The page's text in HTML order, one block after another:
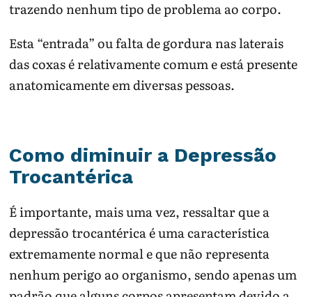
trazendo nenhum tipo de problema ao corpo.
Esta “entrada” ou falta de gordura nas laterais
das coxas é relativamente comum e está presente
anatomicamente em diversas pessoas.
Como diminuir a Depressão
Trocantérica
É importante, mais uma vez, ressaltar que a
depressão trocantérica é uma característica
extremamente normal e que não representa
nenhum perigo ao organismo, sendo apenas um